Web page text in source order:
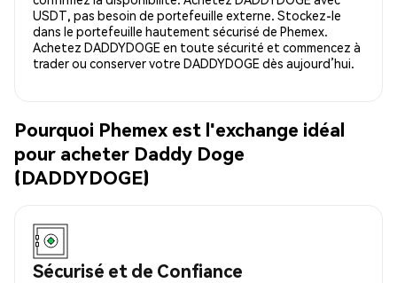
USDT, pas besoin de portefeuille externe. Stockez-le
dans le portefeuille hautement sécurisé de Phemex.
Achetez DADDYDOGE en toute sécurité et commencez à
trader ou conserver votre DADDYDOGE dès aujourd’hui.
Pourquoi Phemex est l'exchange idéal
pour acheter Daddy Doge
(DADDYDOGE)
Sécurisé et de Confiance